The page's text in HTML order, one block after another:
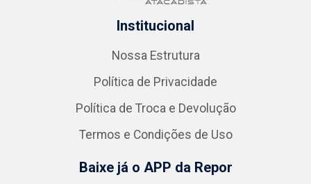
Institucional
Nossa Estrutura
Política de Privacidade
Política de Troca e Devolução
Termos e Condições de Uso
Baixe já o APP da Repor